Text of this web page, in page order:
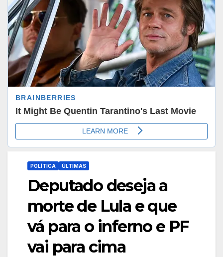
POLÍTICA ÚLTIMAS
Deputado deseja a
morte de Lula e que
vá para o inferno e PF
vai para cima